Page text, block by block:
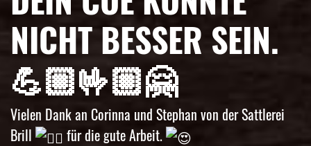
NICHT BESSER SEIN.
💪🏼🤟🏼🤗
Vielen Dank an Corinna und Stephan von der Sattlerei
Brill
für die gute Arbeit.